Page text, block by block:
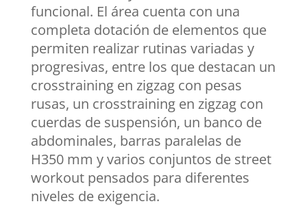
funcional. El área cuenta con una
completa dotación de elementos que
permiten realizar rutinas variadas y
progresivas, entre los que destacan un
crosstraining en zigzag con pesas
rusas, un crosstraining en zigzag con
cuerdas de suspensión, un banco de
abdominales, barras paralelas de
H350 mm y varios conjuntos de street
workout pensados para diferentes
niveles de exigencia.